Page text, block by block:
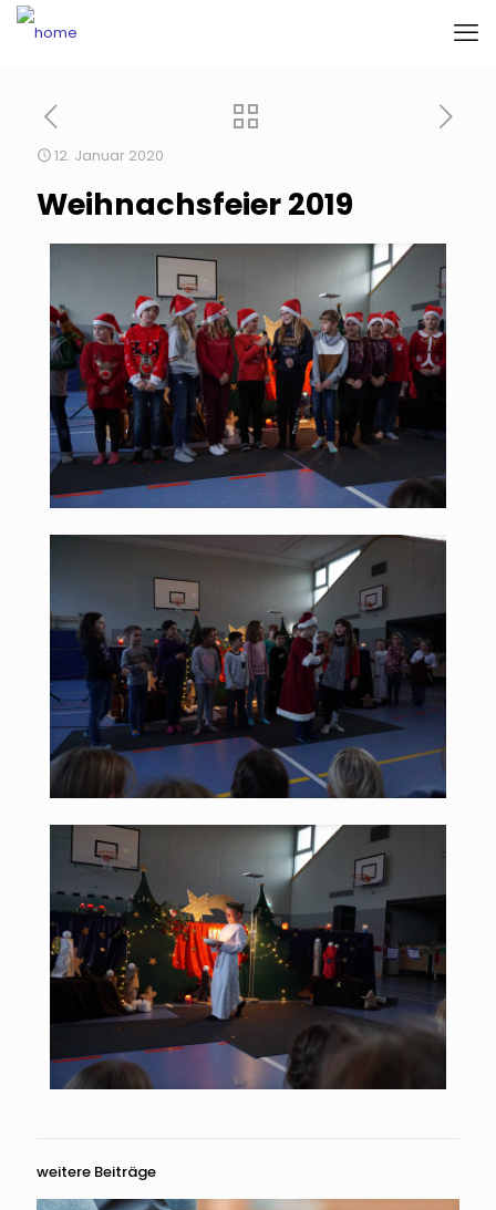
12. Januar 2020
Weihnachsfeier 2019
weitere Beiträge